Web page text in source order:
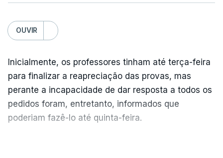
OUVIR
Inicialmente, os professores tinham até terça-feira
para finalizar a reapreciação das provas, mas
perante a incapacidade de dar resposta a todos os
pedidos foram, entretanto, informados que
poderiam fazê-lo até quinta-feira.